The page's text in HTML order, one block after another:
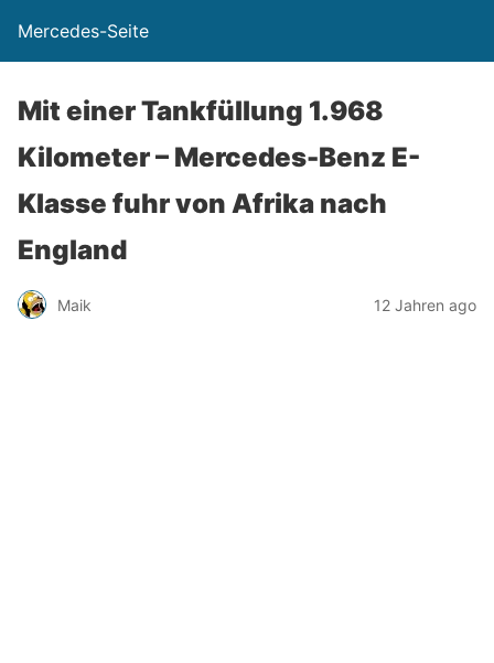
Mercedes-Seite
Mit einer Tankfüllung 1.968
Kilometer – Mercedes-Benz E-
Klasse fuhr von Afrika nach
England
Maik 12 Jahren ago